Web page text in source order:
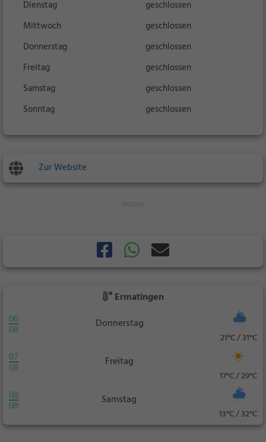
Dienstag
geschlossen
Mittwoch
geschlossen
Donnerstag
geschlossen
Freitag
geschlossen
Samstag
geschlossen
Sonntag
geschlossen
Zur Website
Ermatingen
06
08
Donnerstag
21°C / 31°C
07
08
Freitag
17°C / 29°C
08
08
Samstag
13°C / 32°C